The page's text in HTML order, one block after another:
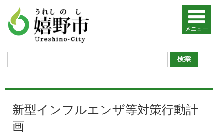
新型インフルエンザ等対策行動計
画